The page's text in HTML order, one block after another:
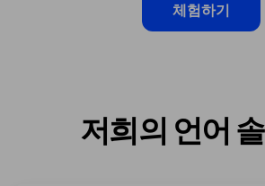
체험하기
저희의 언어